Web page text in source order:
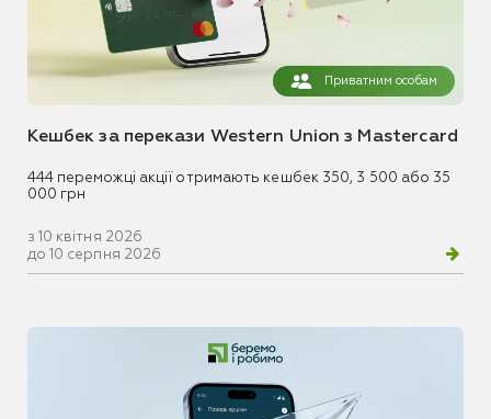
Приватним особам
Кешбек за перекази Western Union з Mastercard
444 переможці акції отримають кешбек 350, 3 500 або 35
000 грн
з 10 квітня 2026
до 10 серпня 2026